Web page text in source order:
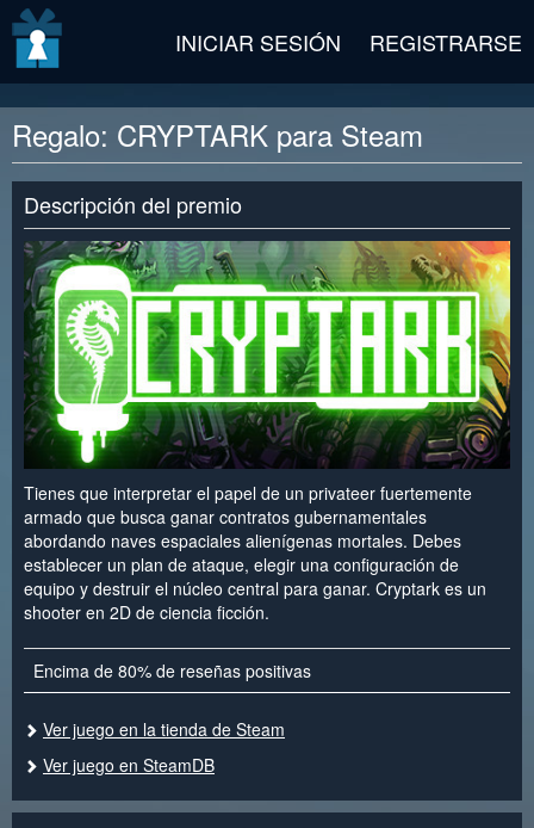
INICIAR SESIÓN REGISTRARSE
Regalo: CRYPTARK para Steam
Descripción del premio
Tienes que interpretar el papel de un privateer fuertemente
armado que busca ganar contratos gubernamentales
abordando naves espaciales alienígenas mortales. Debes
establecer un plan de ataque, elegir una configuración de
equipo y destruir el núcleo central para ganar. Cryptark es un
shooter en 2D de ciencia ficción.
Encima de 80% de reseñas positivas
Ver juego en la tienda de Steam
Ver juego en SteamDB